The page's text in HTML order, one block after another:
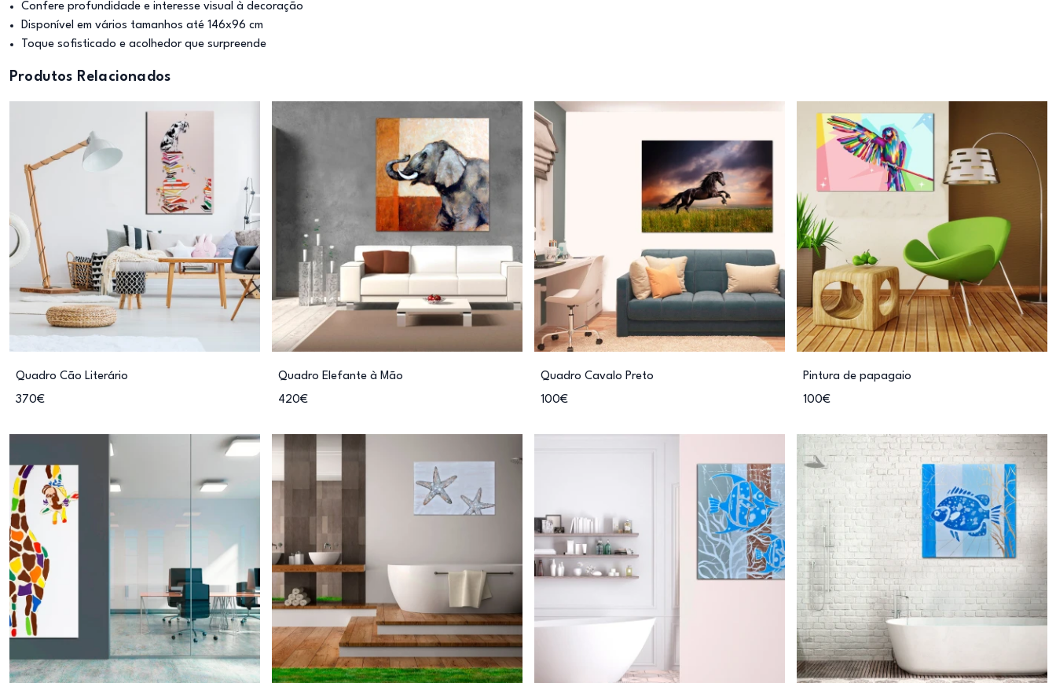
Confere profundidade e interesse visual à decoração
Disponível em vários tamanhos até 146x96 cm
Toque sofisticado e acolhedor que surpreende
Produtos Relacionados
Quadro Cão Literário
370€
Quadro Elefante à Mão
420€
Quadro Cavalo Preto
100€
Pintura de papagaio
100€